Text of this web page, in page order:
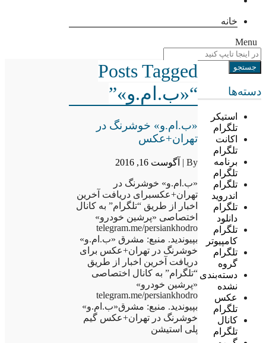
خانه
Menu
دسته‌ها
استیکر
تلگرام
اکانت
تلگرام
برنامه
تلگرام
تلگرام
اندروید
تلگرام
دانلود
تلگرام
کامپیوتر
تلگرام
گروه
دسته‌بندی
نشده
عکس
تلگرام
کانال
تلگرام
Posts Tagged
“«ب.ام.و»”
«ب.ام.و» خوشرنگ در
تهران+عکس
By | آگوست 16, 2016
«ب.ام.و» خوشرنگ در
تهران+عکسبرای دریافت آخرین
اخبار از طریق “تلگرام” به کانال
اختصاصی «پرشین خودرو»
telegram.me/persiankhodro
بپیوندید. منبع: مشرق «ب.ام.و»
خوشرنگ در تهران+عکس برای
دریافت آخرین اخبار از طریق
“تلگرام” به کانال اختصاصی
«پرشین خودرو»
telegram.me/persiankhodro
بپیوندید. منبع: مشرق«ب.ام.و»
خوشرنگ در تهران+عکس گیم
پلی استیشن